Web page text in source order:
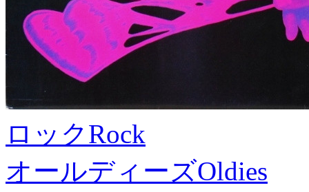
ロックRock
オールディーズOldies